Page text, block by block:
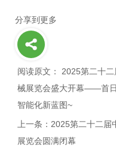
分享到更多
阅读原文： 2025第二十
械展览会盛大开幕——首
智能化新蓝图~
上一条：2025第二十二届
展览会圆满闭幕